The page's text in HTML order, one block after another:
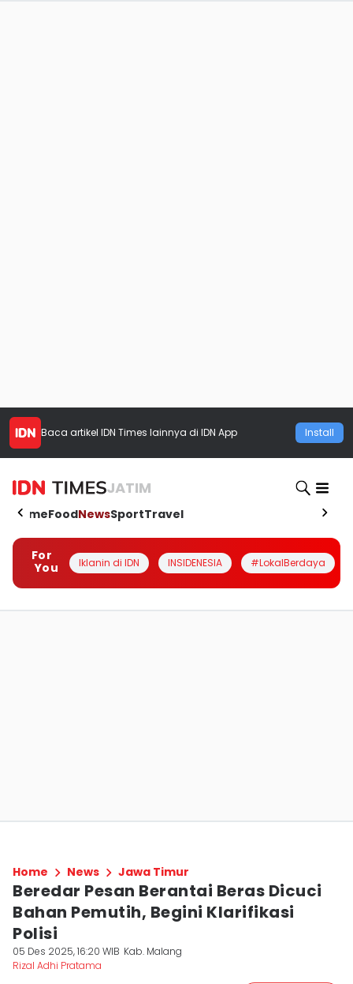
Baca artikel IDN Times lainnya di IDN App Install
JATIM
HomeFoodNewsSportTravel
For
You
Iklanin di IDN INSIDENESIA #LokalBerdaya
Home News Jawa Timur
Beredar Pesan Berantai Beras Dicuci
Bahan Pemutih, Begini Klarifikasi
Polisi
05 Des 2025, 16:20 WIB Kab. Malang
Rizal Adhi Pratama